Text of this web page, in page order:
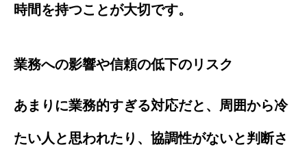
時間を持つことが大切です。
業務への影響や信頼の低下のリスク
あまりに業務的すぎる対応だと、周囲から冷
たい人と思われたり、協調性がないと判断さ